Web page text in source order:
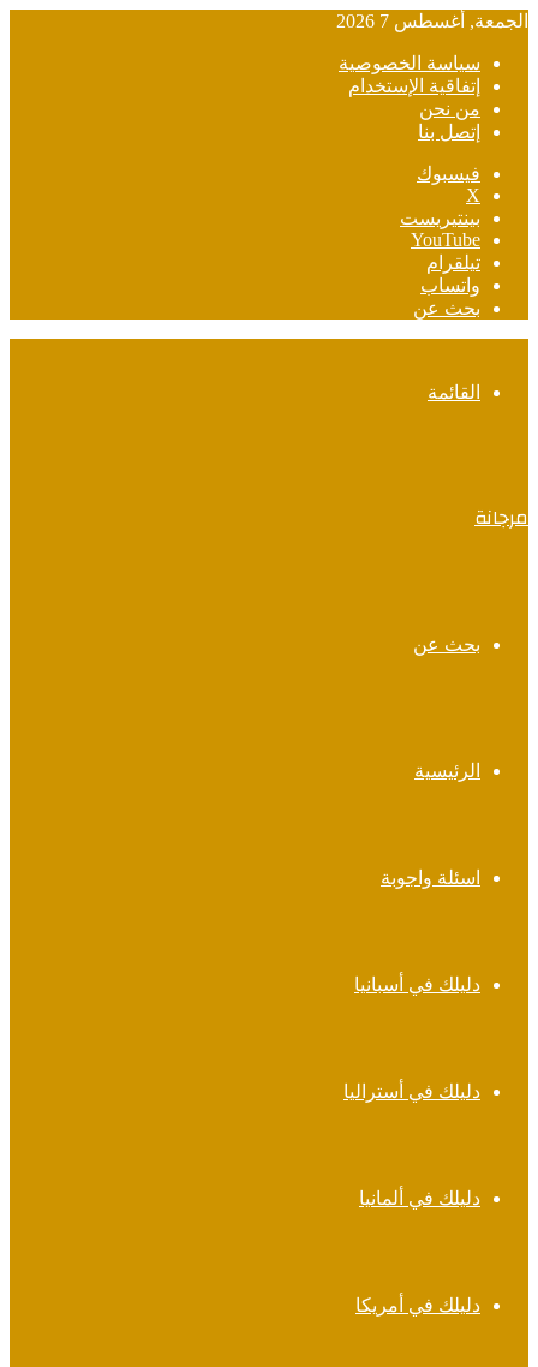
الجمعة, أغسطس 7 2026
سياسة الخصوصية
إتفاقية الإستخدام
من نحن
إتصل بنا
فيسبوك
‫X
بينتيريست
‫YouTube
تيلقرام
واتساب
بحث عن
القائمة
مرجانة
بحث عن
الرئيسية
اسئلة واجوبة
دليلك في أسبانيا
دليلك في أستراليا
دليلك في ألمانيا
دليلك في أمريكا